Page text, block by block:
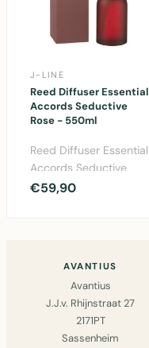
J-LINE
Reed Diffuser Essential
Accords Seductive
Rose - 550ml
Reed Diffuser Essential
Accords Seductive
Rose 550ml - elegante
€59,90
AVANTIUS
Avantius
J.J.v. Rhijnstraat 27
2171PT
Sassenheim